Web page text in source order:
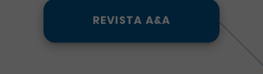
REVISTA A&A